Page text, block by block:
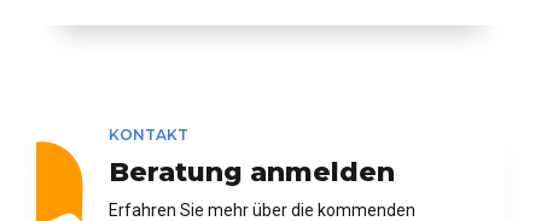
KONTAKT
Beratung anmelden
Erfahren Sie mehr über die kommenden